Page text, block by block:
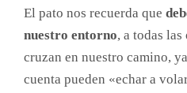
El pato nos recuerda que
nuestro entorno, a todas
cruzan en nuestro camino,
cuenta pueden «echar a